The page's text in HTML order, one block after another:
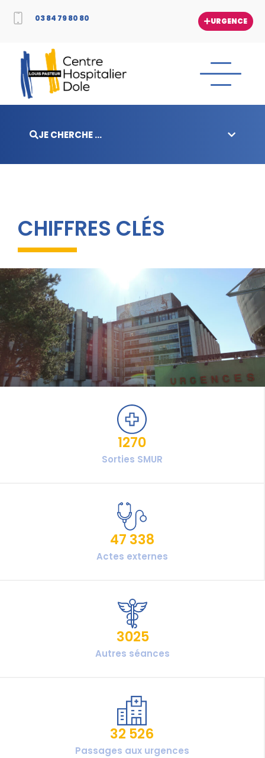
03 84 79 80 80 URGENCE
JE CHERCHE ...
CHIFFRES CLÉS
1270
Sorties SMUR
47 338
Actes externes
3025
Autres séances
32 526
Passages aux urgences